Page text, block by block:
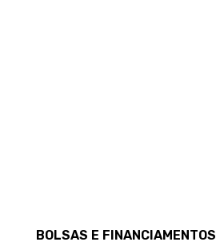
BOLSAS E FINANCIAMENTOS